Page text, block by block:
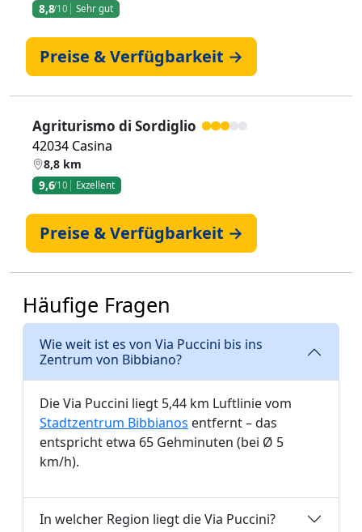
8,8/10 Sehr gut
Preise & Verfügbarkeit →
Agriturismo di Sordiglio
42034 Casina
8,8 km
9,6/10 Exzellent
Preise & Verfügbarkeit →
Häufige Fragen
Wie weit ist es von Via Puccini bis ins
Zentrum von Bibbiano?
Die Via Puccini liegt 5,44 km Luftlinie vom
Stadtzentrum Bibbianos entfernt – das
entspricht etwa 65 Gehminuten (bei Ø 5
km/h).
In welcher Region liegt die Via Puccini?